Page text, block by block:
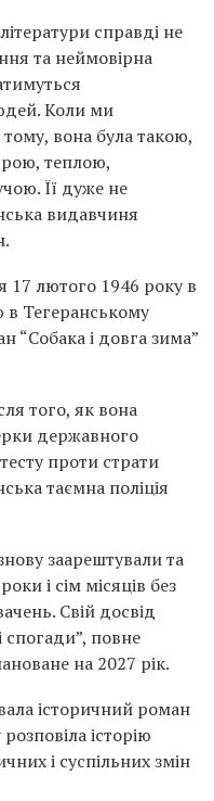
справді не
та неймовірна
Коли ми
тому, вона була такою,
теплою,
Її дуже не
видавчиня
лютого 1946 року в
в Тегеранському
“Собака і довга зима”
того, як вона
державного
проти страти
таємна поліція
заарештували та
і сім місяців без
Свій досвід
спогади”, повне
на 2027 рік.
історичний роман
історію
і суспільних змін